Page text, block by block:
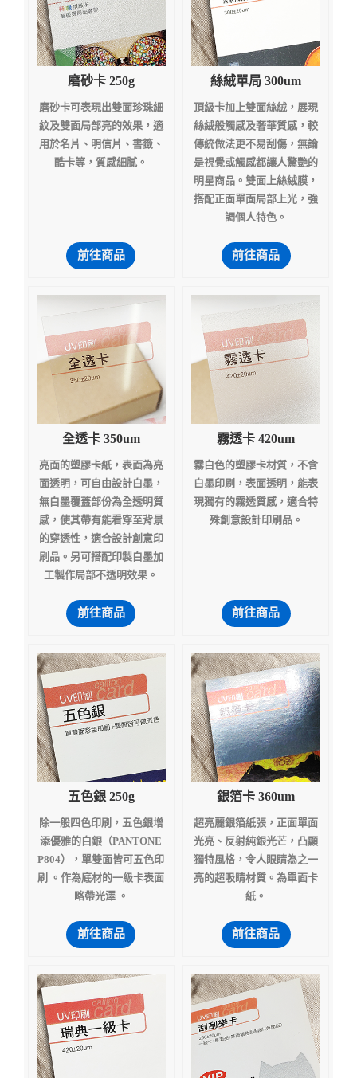
磨砂卡 250g
磨砂卡可表現出雙面珍珠細
紋及雙面局部亮的效果，適
用於名片、明信片、書籤、
酷卡等，質感細膩。
前往商品
絲絨單局 300um
頂級卡加上雙面絲絨，展現
絲絨般觸感及奢華質感，較
傳統做法更不易刮傷，無論
是視覺或觸感都讓人驚艷的
明星商品。雙面上絲絨膜，
搭配正面單面局部上光，強
調個人特色。
前往商品
全透卡 350um
亮面的塑膠卡紙，表面為亮
面透明，可自由設計白墨，
無白墨覆蓋部份為全透明質
感，使其帶有能看穿至背景
的穿透性，適合設計創意印
刷品。另可搭配印製白墨加
工製作局部不透明效果。
前往商品
霧透卡 420um
霧白色的塑膠卡材質，不含
白墨印刷，表面透明，能表
現獨有的霧透質感，適合特
殊創意設計印刷品。
前往商品
五色銀 250g
除一般四色印刷，五色銀增
添優雅的白銀（PANTONE
P804），單雙面皆可五色印
刷 。作為底材的一級卡表面
略帶光澤 。
前往商品
銀箔卡 360um
超亮麗銀箔紙張，正面單面
光亮、反射純銀光芒，凸顯
獨特風格，令人眼睛為之一
亮的超吸睛材質。為單面卡
紙。
前往商品